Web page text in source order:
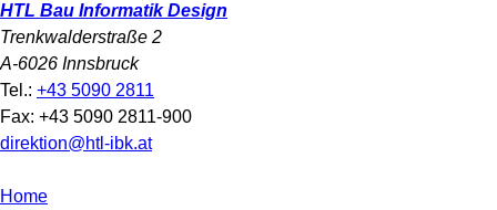
HTL Bau Informatik Design
Trenkwalderstraße 2
A-6026 Innsbruck
Tel.: +43 5090 2811
Fax: +43 5090 2811-900
direktion@htl-ibk.at
Home